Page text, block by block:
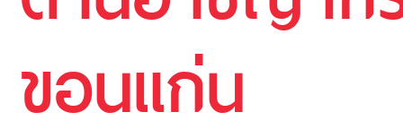
ขอนแก่น